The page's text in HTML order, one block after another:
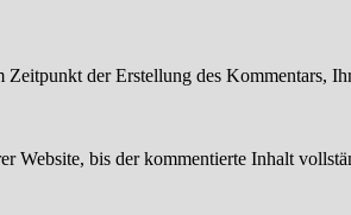
der Erstellung des Kommentars,
bis der kommentierte Inhalt